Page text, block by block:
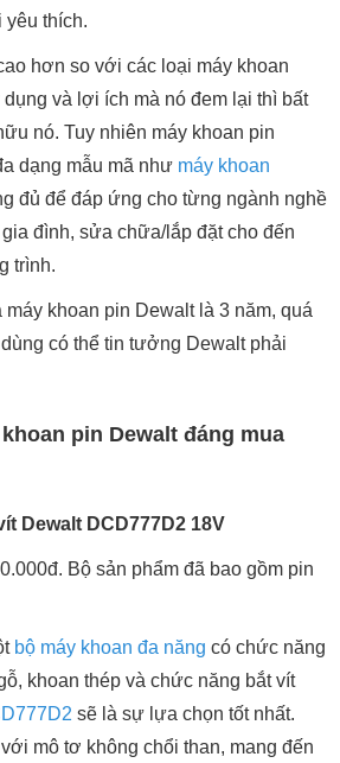
thích.
hơn so với các loại máy khoan
và lợi ích mà nó đem lại thì bất
nó. Tuy nhiên máy khoan pin
dạng mẫu mã như máy khoan
đủ để đáp ứng cho từng ngành nghề
đình, sửa chữa/lắp đặt cho đến
trình.
khoan pin Dewalt là 3 năm, quá
có thể tin tưởng Dewalt phải
pin Dewalt đáng mua
Dewalt DCD777D2 18V
Bộ sản phẩm đã bao gồm pin
bộ máy khoan đa năng có chức năng
khoan thép và chức năng bắt vít
sẽ là sự lựa chọn tốt nhất.
mô tơ không chổi than, mang đến